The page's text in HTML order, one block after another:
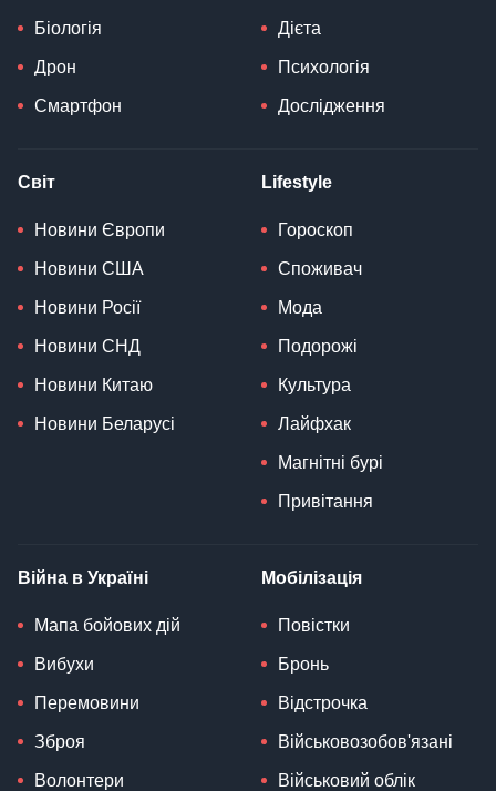
Біологія
Дрон
Смартфон
Дієта
Психологія
Дослідження
Світ
Новини Європи
Новини США
Новини Росії
Новини СНД
Новини Китаю
Новини Беларусі
Lifestyle
Гороскоп
Споживач
Мода
Подорожі
Культура
Лайфхак
Магнітні бурі
Привітання
Війна в Україні
Мапа бойових дій
Вибухи
Перемовини
Зброя
Волонтери
Мобілізація
Повістки
Бронь
Відстрочка
Військовозобов'язані
Військовий облік